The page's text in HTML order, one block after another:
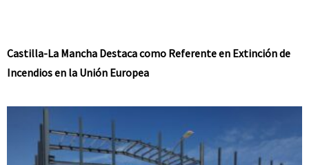
Castilla-La Mancha Destaca como Referente en Extinción de
Incendios en la Unión Europea